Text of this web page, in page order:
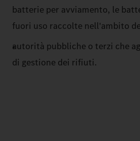
batterie per avviamento, le
fuori uso raccolte nell'ambito
autorità pubbliche o terzi che
di gestione dei rifiuti.